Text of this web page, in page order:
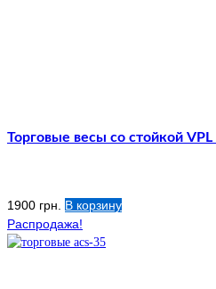
Торговые весы со стойкой VPL
1900 грн. В корзину
Распродажа!